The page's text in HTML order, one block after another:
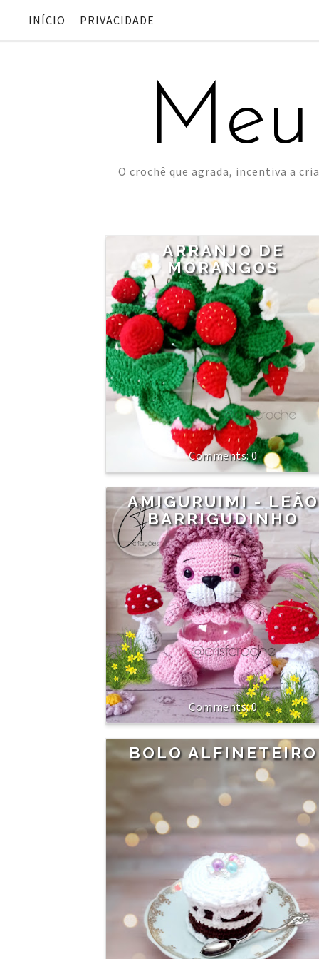
INÍCIO PRIVACIDADE
O crochê que agrada, incentiva a
ARRANJO DE
MORANGOS
0
AMIGURUIMI - LEÃO
BARRIGUDINHO
0
BOLO ALFINETEIRO